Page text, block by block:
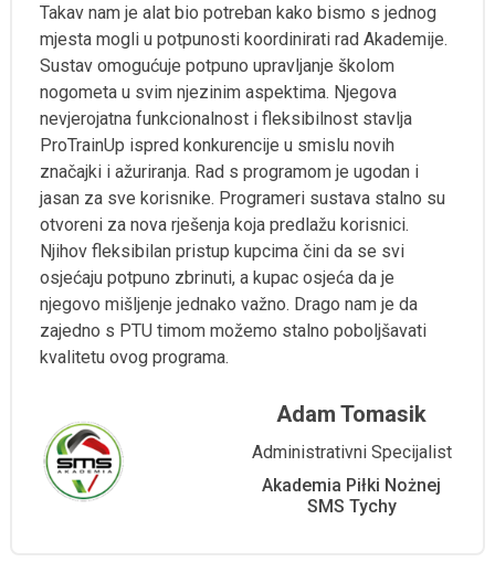
Takav nam je alat bio potreban kako bismo s jednog
mjesta mogli u potpunosti koordinirati rad Akademije.
Sustav omogućuje potpuno upravljanje školom
nogometa u svim njezinim aspektima. Njegova
nevjerojatna funkcionalnost i fleksibilnost stavlja
ProTrainUp ispred konkurencije u smislu novih
značajki i ažuriranja. Rad s programom je ugodan i
jasan za sve korisnike. Programeri sustava stalno su
otvoreni za nova rješenja koja predlažu korisnici.
Njihov fleksibilan pristup kupcima čini da se svi
osjećaju potpuno zbrinuti, a kupac osjeća da je
njegovo mišljenje jednako važno. Drago nam je da
zajedno s PTU timom možemo stalno poboljšavati
kvalitetu ovog programa.
Adam Tomasik
Administrativni Specijalist
Akademia Piłki Nożnej
SMS Tychy